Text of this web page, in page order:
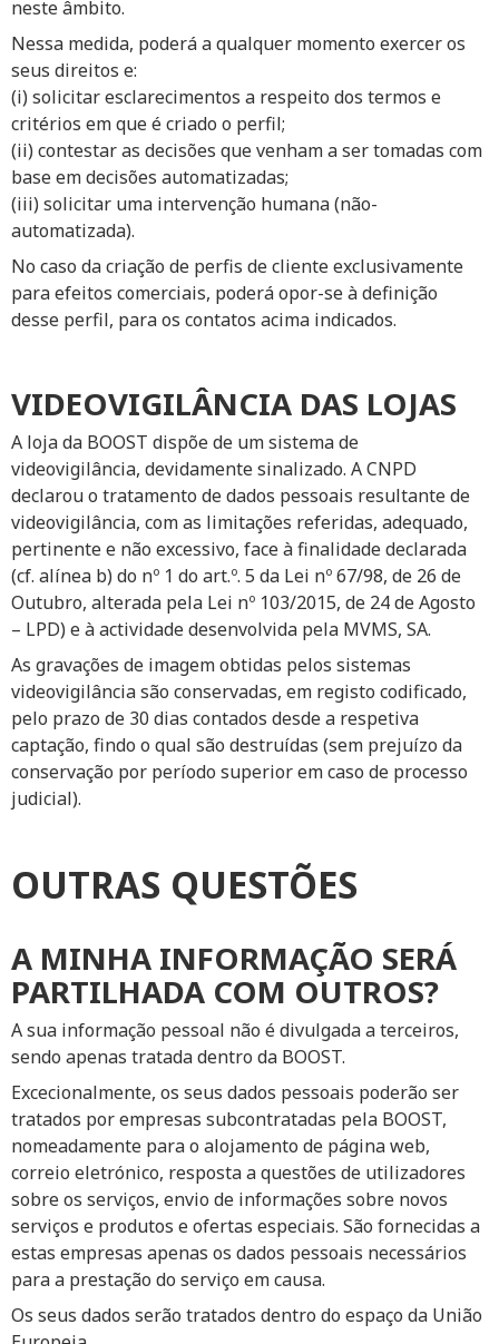
neste âmbito.
Nessa medida, poderá a qualquer momento exercer os
seus direitos e:
(i) solicitar esclarecimentos a respeito dos termos e
critérios em que é criado o perfil;
(ii) contestar as decisões que venham a ser tomadas com
base em decisões automatizadas;
(iii) solicitar uma intervenção humana (não-
automatizada).
No caso da criação de perfis de cliente exclusivamente
para efeitos comerciais, poderá opor-se à definição
desse perfil, para os contatos acima indicados.
VIDEOVIGILÂNCIA DAS LOJAS
A loja da BOOST dispõe de um sistema de
videovigilância, devidamente sinalizado. A CNPD
declarou o tratamento de dados pessoais resultante de
videovigilância, com as limitações referidas, adequado,
pertinente e não excessivo, face à finalidade declarada
(cf. alínea b) do nº 1 do art.º. 5 da Lei nº 67/98, de 26 de
Outubro, alterada pela Lei nº 103/2015, de 24 de Agosto
– LPD) e à actividade desenvolvida pela MVMS, SA.
As gravações de imagem obtidas pelos sistemas
videovigilância são conservadas, em registo codificado,
pelo prazo de 30 dias contados desde a respetiva
captação, findo o qual são destruídas (sem prejuízo da
conservação por período superior em caso de processo
judicial).
OUTRAS QUESTÕES
A MINHA INFORMAÇÃO SERÁ
PARTILHADA COM OUTROS?
A sua informação pessoal não é divulgada a terceiros,
sendo apenas tratada dentro da BOOST.
Excecionalmente, os seus dados pessoais poderão ser
tratados por empresas subcontratadas pela BOOST,
nomeadamente para o alojamento de página web,
correio eletrónico, resposta a questões de utilizadores
sobre os serviços, envio de informações sobre novos
serviços e produtos e ofertas especiais. São fornecidas a
estas empresas apenas os dados pessoais necessários
para a prestação do serviço em causa.
Os seus dados serão tratados dentro do espaço da União